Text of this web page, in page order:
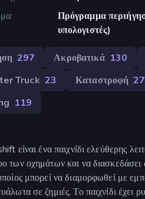
Πρόγραμμα
υπολογιστές)
297 Ακροβατικά 130
Truck 23 Καταστροφή
119
είναι ένα παιχνίδι ελεύθερης
των οχημάτων και να
μπορεί να διαμορφωθεί με
σε ζημιές. Το παιχνίδι έχει